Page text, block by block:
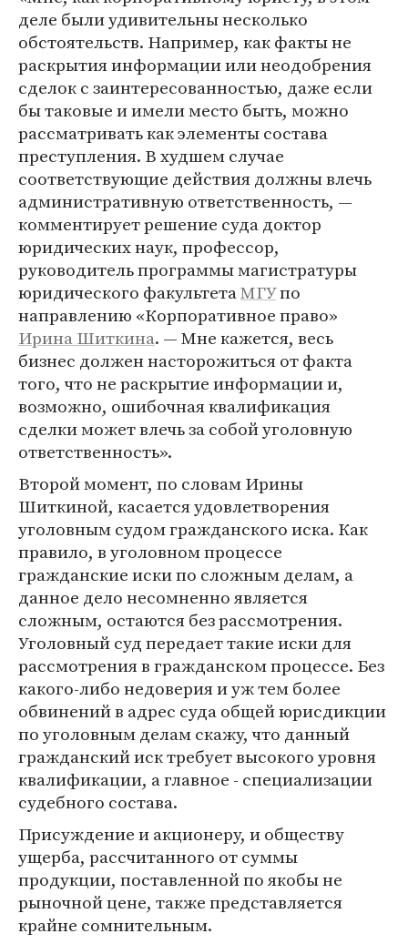
деле были удивительны несколько
обстоятельств. Например, как факты не
раскрытия информации или неодобрения
сделок с заинтересованностью, даже если
бы таковые и имели место быть, можно
рассматривать как элементы состава
преступления. В худшем случае
соответствующие действия должны влечь
административную ответственность, —
комментирует решение суда доктор
юридических наук, профессор,
руководитель программы магистратуры
юридического факультетаМГУпо
направлению «Корпоративное право»
Ирина Шиткина. — Мне кажется, весь
бизнес должен насторожиться от факта
того, что не раскрытие информации и,
возможно, ошибочная квалификация
сделки может влечь за собой уголовную
ответственность».
Второй момент, по словам Ирины
Шиткиной, касается удовлетворения
уголовным судом гражданского иска. Как
правило, в уголовном процессе
гражданские иски по сложным делам, а
данное дело несомненно является
сложным, остаются без рассмотрения.
Уголовный суд передает такие иски для
рассмотрения в гражданском процессе. Без
какого-либо недоверия и уж тем более
обвинений в адрес суда общей юрисдикции
по уголовным делам скажу, что данный
гражданский иск требует высокого уровня
квалификации, а главное - специализации
судебного состава.
Присуждение и акционеру, и обществу
ущерба, рассчитанного от суммы
продукции, поставленной по якобы не
рыночной цене, также представляется
крайне сомнительным.